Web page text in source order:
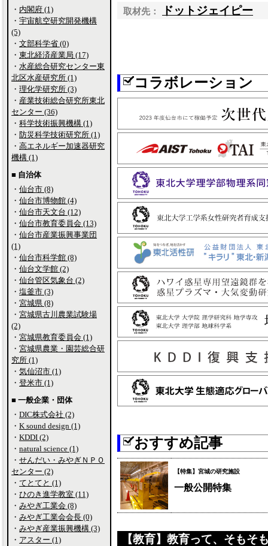
取材先： ドットジェイピー
コラボレーション
おすすめ記事
【特集】宮城の研究施設
一般公開特集
【教育】教育って、そもそ
・ 内閣府 (1)
・ 宇宙航空研究開発機構
(5)
・ 文部科学省 (0)
・ 東北経済産業局 (17)
・ 水産総合研究センター東
北区水産研究所 (1)
・ 理化学研究所 (3)
・ 産業技術総合研究所東北
センター (36)
・ 科学技術振興機構 (1)
・ 防災科学技術研究所 (1)
・ 高エネルギー加速器研究
機構 (1)
■ 自治体
・ 仙台市 (8)
・ 仙台市博物館 (4)
・ 仙台市天文台 (12)
・ 仙台市教育委員会 (13)
・ 仙台市産業振興事業団
(1)
・ 仙台市科学館 (8)
・ 仙台文学館 (2)
・ 仙台管区気象台 (2)
・ 塩釜市 (3)
・ 宮城県 (8)
・ 宮城県古川農業試験場
(2)
・ 宮城県教育委員会 (1)
・ 宮城県農業・園芸総合研
究所 (1)
・ 気仙沼市 (1)
・ 登米市 (1)
■ 一般企業・団体
・ DIC株式会社 (2)
・ K sound design (1)
・ KDDI (2)
・ natural science (1)
・ せんだい・みやぎＮＰＯ
センター (2)
・ てとてと (1)
・ ひのき進学教室 (11)
・ みやぎ工業会 (8)
・ みやぎ工業会会長 (0)
・ みやぎ産業振興機構 (3)
・ アスター (1)